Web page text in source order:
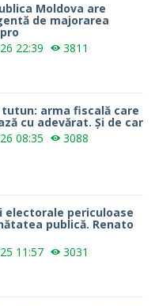
Moldova are
de majorarea
22:39 3811
arma fiscală care
cu adevărat. Și de car
08:35 3088
electorale periculoase
publică. Renato
11:57 3031